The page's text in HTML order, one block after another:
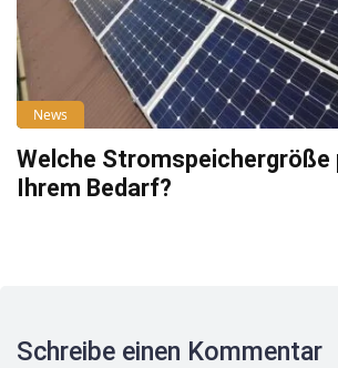
News
Welche Stromspeichergröße
Ihrem Bedarf?
Schreibe einen Kommentar